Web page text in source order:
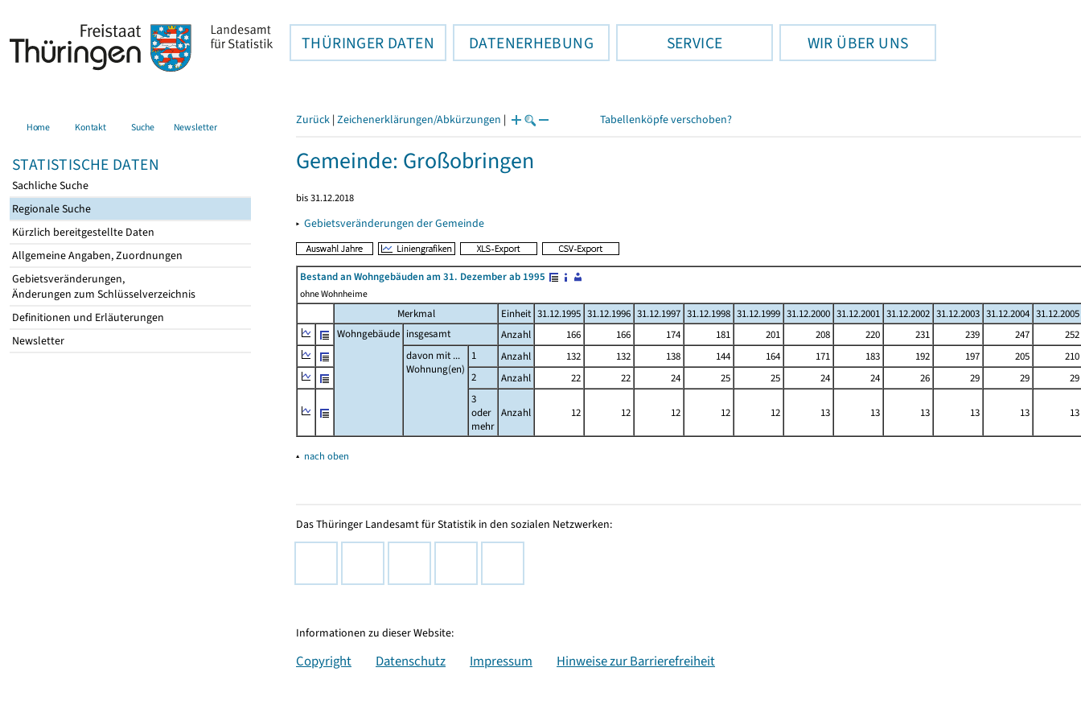
THÜRINGER DATEN DATENERHEBUNG SERVICE WIR ÜBER UNS
Home Kontakt Suche Newsletter
STATISTISCHE DATEN
Sachliche Suche
Regionale Suche
Kürzlich bereitgestellte Daten
Allgemeine Angaben, Zuordnungen
Gebietsveränderungen,
Änderungen zum Schlüsselverzeichnis
Definitionen und Erläuterungen
Newsletter
Zurück | Zeichenerklärungen/Abkürzungen | Tabellenköpfe verschoben?
Gemeinde: Großobringen
bis 31.12.2018
▸ Gebietsveränderungen der Gemeinde
Bestand an Wohngebäuden am 31. Dezember ab 1995
ohne Wohnheime
Merkmal Einheit 31.12.1995 31.12.1996 31.12.1997 31.12.1998 31.12.1999 31.12.2000 31.12.2001 31.12.2002 31.12.2003 31.12.2004 31.12.2005
Wohngebäude insgesamt Anzahl 166 166 174 181 201 208 220 231 239 247
252
davon mit ...
Wohnung(en)
1 Anzahl 132 132 138 144 164 171 183 192 197 205
210
2
Anzahl 22 22 24 25 25 24 24 26 29 29
29
3
oder
mehr
Anzahl 12 12 12 12 12 13 13 13 13 13 13
▴ nach oben
Das Thüringer Landesamt für Statistik in den sozialen Netzwerken:
Informationen zu dieser Website:
Copyright Datenschutz Impressum Hinweise zur Barrierefreiheit